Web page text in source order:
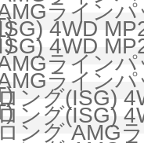
ライン
4WD
4WD
ライン
ライン
ング(ISG)
ング(ISG)
ング AMG